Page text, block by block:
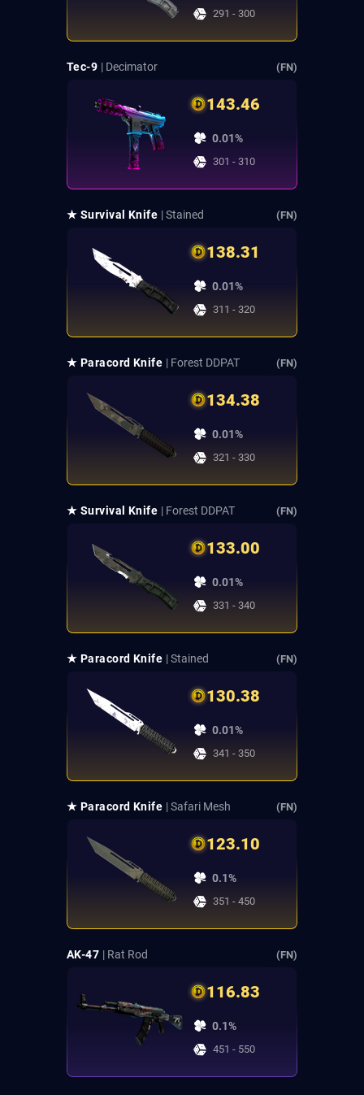
291 - 300
Tec-9 | Decimator (FN)
143.46
0.01%
301 - 310
★ Survival Knife | Stained (FN)
138.31
0.01%
311 - 320
★ Paracord Knife | Forest DDPAT (FN)
134.38
0.01%
321 - 330
★ Survival Knife | Forest DDPAT (FN)
133.00
0.01%
331 - 340
★ Paracord Knife | Stained (FN)
130.38
0.01%
341 - 350
★ Paracord Knife | Safari Mesh (FN)
123.10
0.1%
351 - 450
AK-47 | Rat Rod (FN)
116.83
0.1%
451 - 550